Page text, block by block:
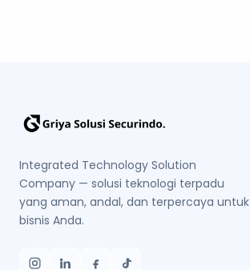
Integrated Technology Solution
Company — solusi teknologi terpadu
yang aman, andal, dan terpercaya untuk
bisnis Anda.